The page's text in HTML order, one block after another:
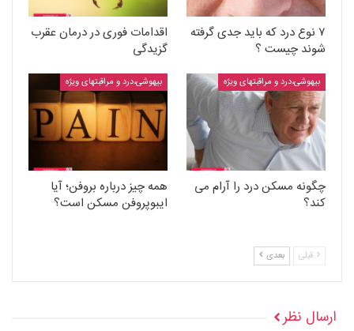
۷ نوع درد که باید جدی گرفته
شوند چیست ؟
اقدامات فوری در درمان عقرب
گزیدگی
بیهوشی،درد و مراقبتهای ویژه
چگونه مسکن درد را آرام می
کند؟
بیهوشی،درد و مراقبتهای ویژه
همه چیز درباره بروفن؛ آیا
ایبوپروفن مسکن است؟
قبلی بعدی
ارسال نظر